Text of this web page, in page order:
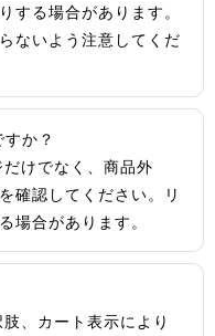
する場合があります。
ないよう注意してくだ
か？
けでなく、商品外
確認してください。リ
場合があります。
、カート表示により